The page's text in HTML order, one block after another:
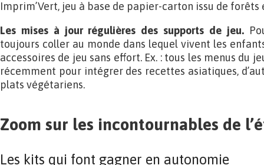
Imprim’Vert, jeu à base de papier-carton issu de
Les mises à jour régulières des supports de jeu.
toujours coller au monde dans lequel vivent les
accessoires de jeu sans effort. Ex. : tous les menus du
récemment pour intégrer des recettes asiatiques,
plats végétariens.
Zoom sur les incontournables de
Les kits qui font gagner en autonomie